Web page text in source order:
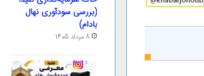
(بررسی سودآوری نهال
بادام)
8 مرداد 1405